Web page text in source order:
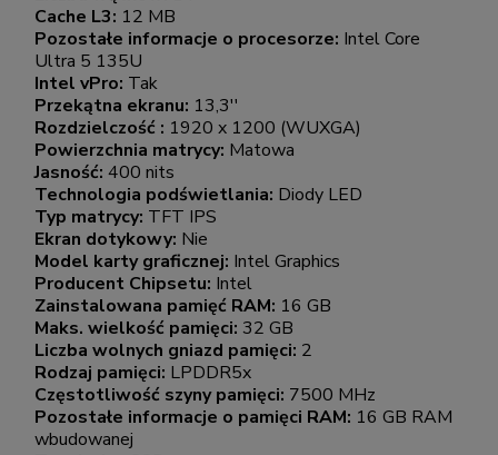
Cache L3: 12 MB
Pozostałe informacje o procesorze: Intel Core
Ultra 5 135U
Intel vPro: Tak
Przekątna ekranu: 13,3''
Rozdzielczość : 1920 x 1200 (WUXGA)
Powierzchnia matrycy: Matowa
Jasność: 400 nits
Technologia podświetlania: Diody LED
Typ matrycy: TFT IPS
Ekran dotykowy: Nie
Model karty graficznej: Intel Graphics
Producent Chipsetu: Intel
Zainstalowana pamięć RAM: 16 GB
Maks. wielkość pamięci: 32 GB
Liczba wolnych gniazd pamięci: 2
Rodzaj pamięci: LPDDR5x
Częstotliwość szyny pamięci: 7500 MHz
Pozostałe informacje o pamięci RAM: 16 GB RAM
wbudowanej